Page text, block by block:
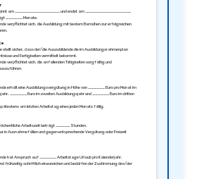
am ________________ und endet am ________________.
______ Monate.
verpflichtet sich, die Ausbildung mit bestem Bemühen zur erfolgreichen
stellt sicher, dass der/die Auszubildende die im Ausbildungsrahmenplan
und Fertigkeiten vermittelt bekommt.
verpflichtet sich, die anfallenden Tätigkeiten sorgfältig und
erhält eine Ausbildungsvergütung in Höhe von ______ Euro pro Monat im
______ Euro im zweiten Ausbildungsjahr und ______ Euro im dritten
am letzten Arbeitstag eines jeden Monats fällig.
Arbeitszeit beträgt _____ Stunden.
in Ausnahmefällen und gegen entsprechende Vergütung oder Freizeit
hat Anspruch auf ______ Arbeitstage Urlaub pro Kalenderjahr.
frühzeitig schriftlich einzureichen und bedürfen der Zustimmung des/der